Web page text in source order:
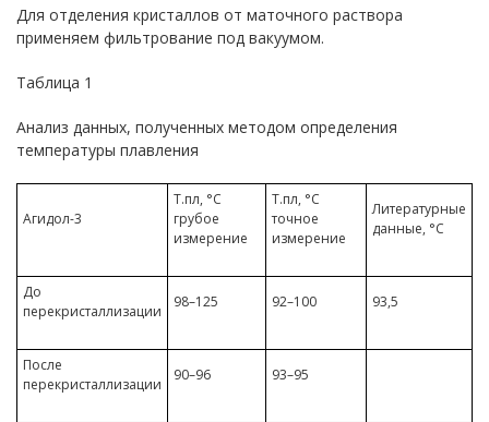
Для отделения кристаллов от маточного раствора
применяем фильтрование под вакуумом.
Таблица 1
Анализ данных, полученных методом определения
температуры плавления
Агидол-3
Т.пл, °C
грубое
измерение
Т.пл, °C
точное
измерение
Литературные
данные, °С
До
перекристаллизации
98–125 92–100 93,5
После
перекристаллизации
90–96 93–95